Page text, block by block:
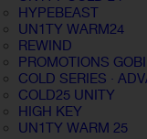
HYPEBEAST
UN1TY WARM24
REWIND
PROMOTIONS
COLD SERIES ·
COLD25 UNITY
HIGH KEY
UN1TY WARM 25